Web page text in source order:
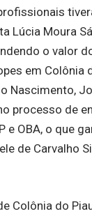
Lúcia Moura
o valor
em
Nascimento,
processo de
e OBA, o que
de Carvalho